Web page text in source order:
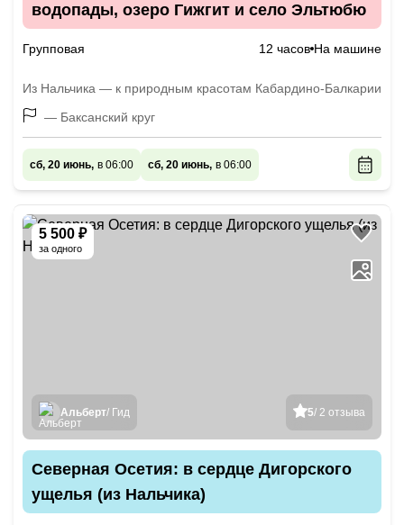
водопады, озеро Гижгит и село Эльтюбю
Групповая 12 часов На машине
Из Нальчика — к природным красотам Кабардино-Балкарии
— Баксанский круг
сб, 20 июнь, в 06:00 сб, 20 июнь, в 06:00
5 500 ₽
за одного
5/ 2 отзыва
Альберт/ Гид
Северная Осетия: в сердце Дигорского
ущелья (из Нальчика)